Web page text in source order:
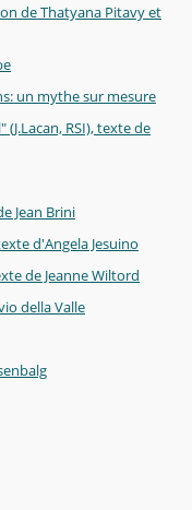
de Thatyana Pitavy et
un mythe sur mesure
RSI), texte de
Jean Brini
d'Angela Jesuino
de Jeanne Wiltord
della Valle